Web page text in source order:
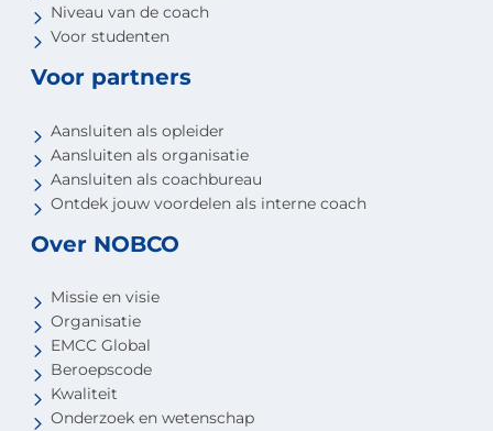
Niveau van de coach
Voor studenten
Voor partners
Aansluiten als opleider
Aansluiten als organisatie
Aansluiten als coachbureau
Ontdek jouw voordelen als interne coach
Over NOBCO
Missie en visie
Organisatie
EMCC Global
Beroepscode
Kwaliteit
Onderzoek en wetenschap